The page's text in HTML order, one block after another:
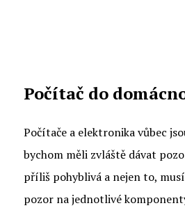
Počítač do
Počítače a elektronika vůbec
bychom měli zvláště dávat
příliš pohyblivá a nejen to,
pozor na jednotlivé